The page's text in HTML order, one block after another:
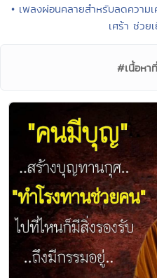
• เพลงผ่อนคลายสำหรับลดความ
เศร้า ช่วย
#เนื้อหา